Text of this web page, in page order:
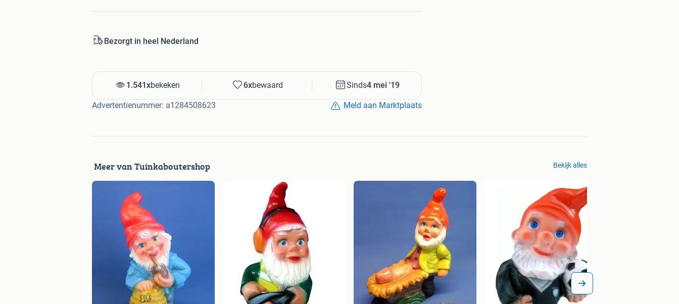
Bezorgt in heel Nederland
1.541xbekeken 6xbewaard Sinds4 mei '19
Advertentienummer: a1284508623 Meld aan Marktplaats
Meer van Tuinkaboutershop Bekijk alles